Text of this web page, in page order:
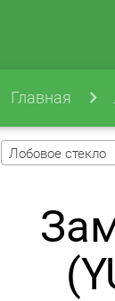
Главная
Лобовое стекло